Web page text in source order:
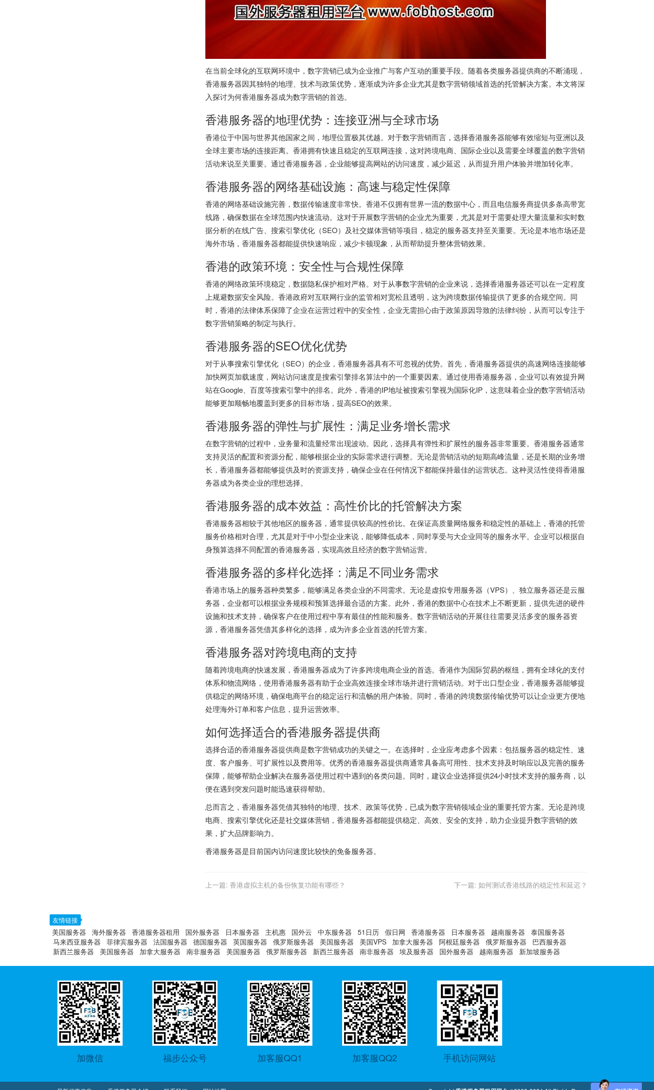
在当前全球化的互联网环境中，数字营销已成为企业推广与客户互动的重要手段。随着各类服务器提供商的不断涌现，
香港服务器因其独特的地理、技术与政策优势，逐渐成为许多企业尤其是数字营销领域首选的托管解决方案。本文将深
入探讨为何香港服务器成为数字营销的首选。
香港服务器的地理优势：连接亚洲与全球市场
香港位于中国与世界其他国家之间，地理位置极其优越。对于数字营销而言，选择香港服务器能够有效缩短与亚洲以及
全球主要市场的连接距离。香港拥有快速且稳定的互联网连接，这对跨境电商、国际企业以及需要全球覆盖的数字营销
活动来说至关重要。通过香港服务器，企业能够提高网站的访问速度，减少延迟，从而提升用户体验并增加转化率。
香港服务器的网络基础设施：高速与稳定性保障
香港的网络基础设施完善，数据传输速度非常快。香港不仅拥有世界一流的数据中心，而且电信服务商提供多条高带宽
线路，确保数据在全球范围内快速流动。这对于开展数字营销的企业尤为重要，尤其是对于需要处理大量流量和实时数
据分析的在线广告、搜索引擎优化（SEO）及社交媒体营销等项目，稳定的服务器支持至关重要。无论是本地市场还是
海外市场，香港服务器都能提供快速响应，减少卡顿现象，从而帮助提升整体营销效果。
香港的政策环境：安全性与合规性保障
香港的网络政策环境稳定，数据隐私保护相对严格。对于从事数字营销的企业来说，选择香港服务器还可以在一定程度
上规避数据安全风险。香港政府对互联网行业的监管相对宽松且透明，这为跨境数据传输提供了更多的合规空间。同
时，香港的法律体系保障了企业在运营过程中的安全性，企业无需担心由于政策原因导致的法律纠纷，从而可以专注于
数字营销策略的制定与执行。
香港服务器的SEO优化优势
对于从事搜索引擎优化（SEO）的企业，香港服务器具有不可忽视的优势。首先，香港服务器提供的高速网络连接能够
加快网页加载速度，网站访问速度是搜索引擎排名算法中的一个重要因素。通过使用香港服务器，企业可以有效提升网
站在Google、百度等搜索引擎中的排名。此外，香港的IP地址被搜索引擎视为国际化IP，这意味着企业的数字营销活动
能够更加顺畅地覆盖到更多的目标市场，提高SEO的效果。
香港服务器的弹性与扩展性：满足业务增长需求
在数字营销的过程中，业务量和流量经常出现波动。因此，选择具有弹性和扩展性的服务器非常重要。香港服务器通常
支持灵活的配置和资源分配，能够根据企业的实际需求进行调整。无论是营销活动的短期高峰流量，还是长期的业务增
长，香港服务器都能够提供及时的资源支持，确保企业在任何情况下都能保持最佳的运营状态。这种灵活性使得香港服
务器成为各类企业的理想选择。
香港服务器的成本效益：高性价比的托管解决方案
香港服务器相较于其他地区的服务器，通常提供较高的性价比。在保证高质量网络服务和稳定性的基础上，香港的托管
服务价格相对合理，尤其是对于中小型企业来说，能够降低成本，同时享受与大企业同等的服务水平。企业可以根据自
身预算选择不同配置的香港服务器 ，实现高效且经济的数字营销运营。
香港服务器的多样化选择：满足不同业务需求
香港市场上的服务器种类繁多，能够满足各类企业的不同需求。无论是虚拟专用服务器（VPS）、独立服务器还是云服
务器，企业都可以根据业务规模和预算选择最合适的方案。此外，香港的数据中心在技术上不断更新，提供先进的硬件
设施和技术支持，确保客户在使用过程中享有最佳的性能和服务。数字营销活动的开展往往需要灵活多变的服务器资
源，香港服务器凭借其多样化的选择，成为许多企业首选的托管方案。
香港服务器对跨境电商的支持
随着跨境电商的快速发展， 香港服务器成为了许多跨境电商企业的首选。香港作为国际贸易的枢纽，拥有全球化的支付
体系和物流网络，使用香港服务器有助于企业高效连接全球市场并进行营销活动。对于出口型企业，香港服务器能够提
供稳定的网络环境，确保电商平台的稳定运行和流畅的用户体验。同时，香港的跨境数据传输优势可以让企业更方便地
处理海外订单和客户信息，提升运营效率。
如何选择适合的香港服务器提供商
选择合适的香港服务器提供商是数字营销成功的关键之一。在选择时，企业应考虑多个因素：包括服务器的稳定性、速
度、客户服务、可扩展性以及费用等。优秀的香港服务器提供商通常具备高可用性、技术支持及时响应以及完善的服务
保障，能够帮助企业解决在服务器使用过程中遇到的各类问题。同时，建议企业选择提供24小时技术支持的服务商，以
便在遇到突发问题时能迅速获得帮助。
总而言之，香港服务器凭借其独特的地理、技术、政策等优势，已成为数字营销领域企业的重要托管方案。无论是跨境
电商、搜索引擎优化还是社交媒体营销，香港服务器都能提供稳定、高效、安全的支持，助力企业提升数字营销的效
果，扩大品牌影响力。
香港服务器是目前国内访问速度比较快的免备服务器。
上一篇: 香港虚拟主机的备份恢复功能有哪些？ 下一篇: 如何测试香港线路的稳定性和延迟？
友情链接
美国服务器 海外服务器 香港服务器租用 国外服务器 日本服务器 主机惠 国外云 中东服务器 51日历 假日网 香港服务器 日本服务器 越南服务器
泰国服务器
马来西亚服务器
菲律宾服务器 法国服务器 德国服务器 英国服务器 俄罗斯服务器 美国服务器 美国VPS 加拿大服务器 阿根廷服务器 俄罗斯服务器
巴西服务器
新西兰服务器
美国服务器 加拿大服务器 南非服务器 美国服务器 俄罗斯服务器 新西兰服务器 南非服务器 埃及服务器 国外服务器 越南服务器 新加坡服务器
加微信 福步公众号 加客服QQ1 加客服QQ2 手机访问网站